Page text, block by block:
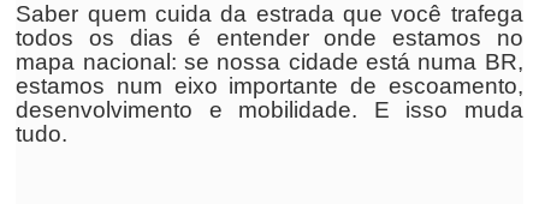
Saber quem cuida da estrada que você trafega
todos os dias é entender onde estamos no
mapa nacional: se nossa cidade está numa BR,
estamos num eixo importante de escoamento,
desenvolvimento e mobilidade. E isso muda
tudo.